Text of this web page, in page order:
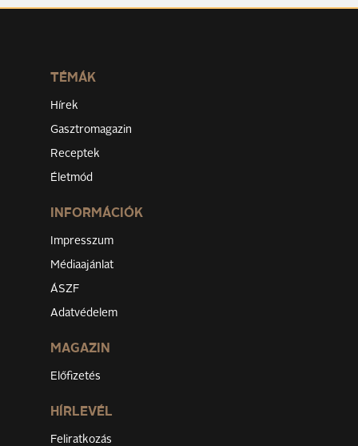
TÉMÁK
Hírek
Gasztromagazin
Receptek
Életmód
INFORMÁCIÓK
Impresszum
Médiaajánlat
ÁSZF
Adatvédelem
MAGAZIN
Előfizetés
HÍRLEVÉL
Feliratkozás